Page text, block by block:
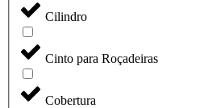
Cilindro
Cinto para Roçadeiras
Cobertura